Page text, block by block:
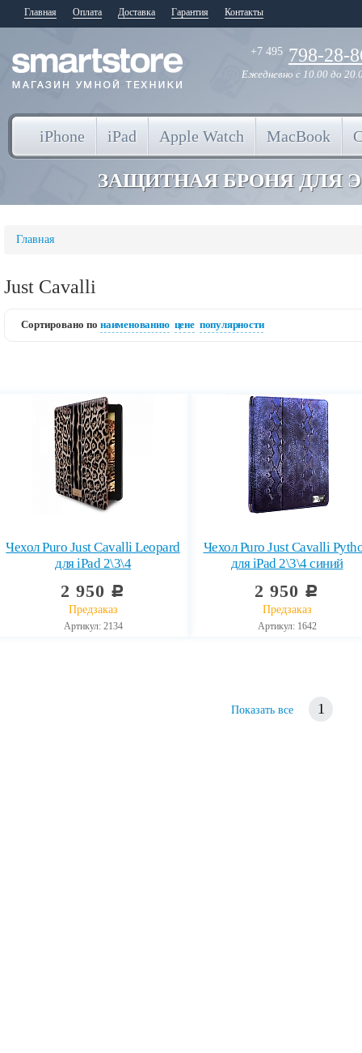
Главная Оплата Доставка Гарантия Контакты
+7 495 798-28-
Ежедневно с 10.00 до
iPhone iPad Apple Watch MacBook
ЗАЩИТНАЯ БРОНЯ ДЛЯ
Главная
Just Cavalli
Сортировано по наименованию цене популярности
Чехол Puro Just Cavalli Leopard
для iPad 2\3\4
2 950 c
Предзаказ
Артикул: 2134
Чехол Puro Just Cavalli
для iPad 2\3\4 синий
2 950 c
Предзаказ
Артикул: 1642
Показать все 1